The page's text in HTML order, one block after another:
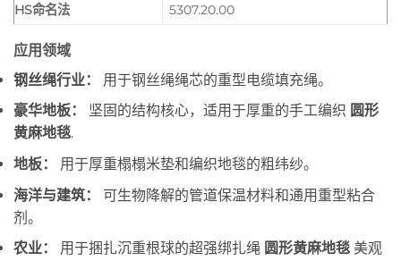
HS命名法
5307.20.00
应用领域
钢丝绳行业：
用于钢丝绳绳芯的重型电缆填充绳。
豪华地板：
坚固的结构核心，适用于厚重的手工编织 圆形
黄麻地毯.
地板：
用于厚重榻榻米垫和编织地毯的粗纬纱。
海洋与建筑：
可生物降解的管道保温材料和通用重型粘合
剂。
农业：
用于捆扎沉重根球的超强绑扎绳 圆形黄麻地毯 美观